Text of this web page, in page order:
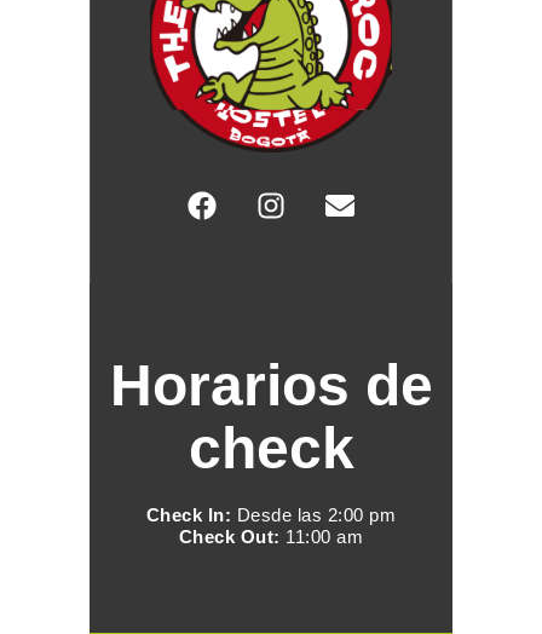
Horarios de
check
Check In: Desde las 2:00 pm
Check Out: 11:00 am